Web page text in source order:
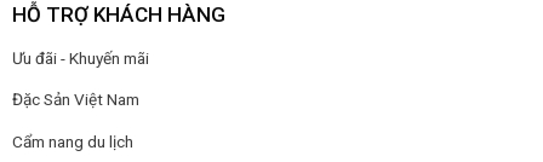
HỖ TRỢ KHÁCH HÀNG
Ưu đãi - Khuyến mãi
Đặc Sản Việt Nam
Cẩm nang du lịch